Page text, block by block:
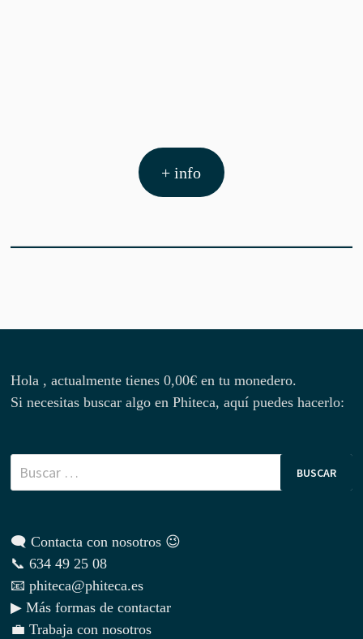
+ info
Hola , actualmente tienes0,00€ en tu monedero.
Si necesitas buscar algo en Phiteca, aquí puedes hacerlo:
Buscar:
🗨 Contacta con nosotros 😉
📞 634 49 25 08
📧 phiteca@phiteca.es
▶ Más formas de contactar
💼 Trabaja con nosotros